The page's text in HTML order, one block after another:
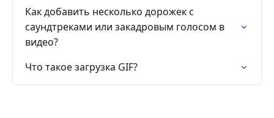
Как добавить несколько дорожек с
саундтреками или закадровым голосом в
видео?
Что такое загрузка GIF?